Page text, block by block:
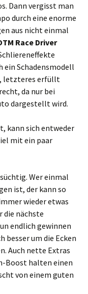
Dann vergisst man
durch eine enorme
aus nicht einmal
Race Driver
ein Schadensmodell
letzteres erfüllt
da nur bei
dargestellt wird.
kann sich entweder
mit ein paar
Wer einmal
ist, der kann so
wieder etwas
die nächste
endlich gewinnen
besser um die Ecken
Auch nette Extras
Boost halten einen
von einem guten